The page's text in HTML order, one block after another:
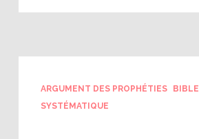
ARGUMENT DES PROPHÉTIES BIBLE
SYSTÉMATIQUE